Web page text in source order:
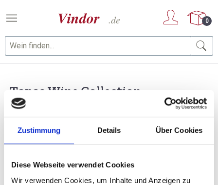
Zustimmung Details Über Cookies
Diese Webseite verwendet Cookies
Wir verwenden Cookies, um Inhalte und Anzeigen zu
Zum Hauptinhalt springen
0
Tapas Wine Collection